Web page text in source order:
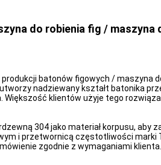
do robienia fig / maszyna
batonów figowych /
nadziewany kształt batonika
Większość klientów użyje tego
304 jako materiał korpusu,
i przetwornicą częstotliwości
zgodnie z wymaganiami